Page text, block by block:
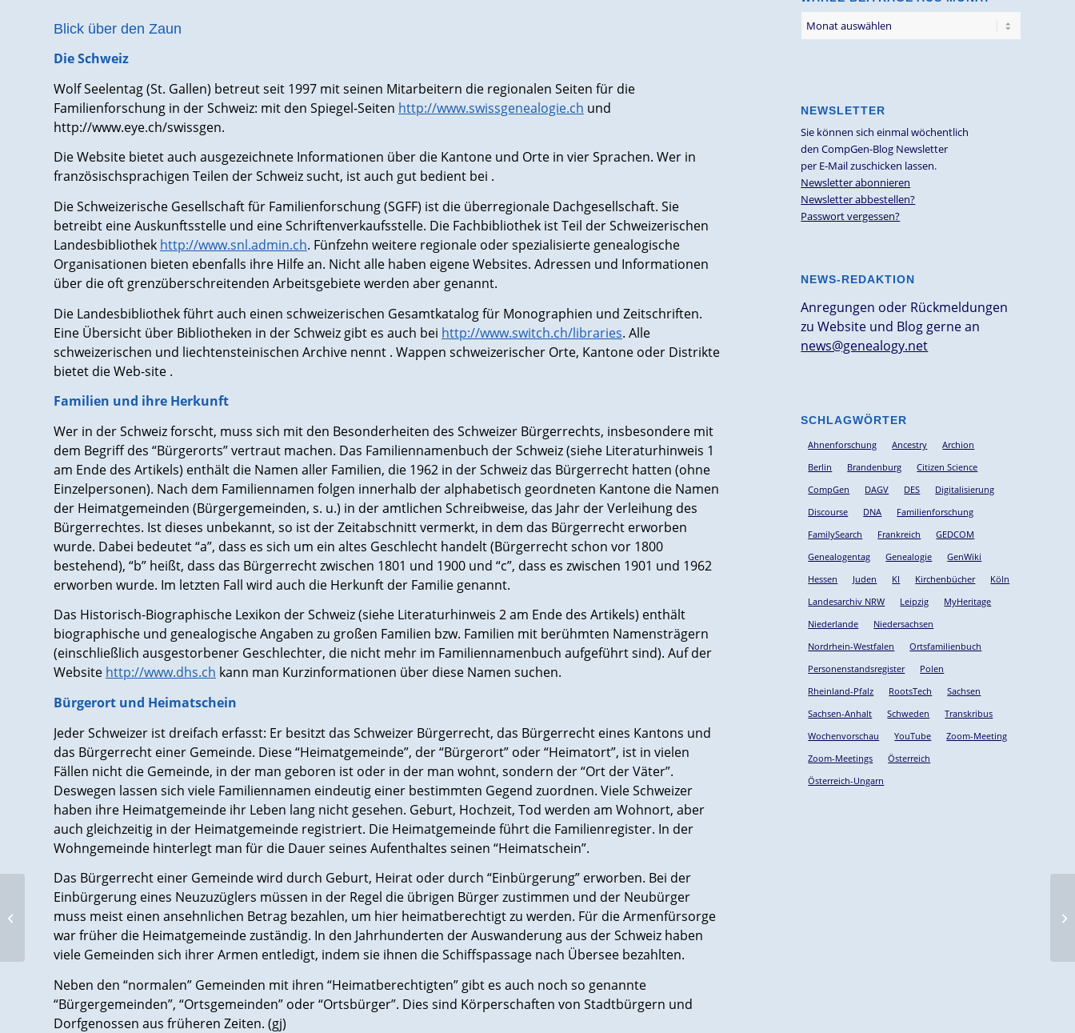
Blick über den Zaun
Die Schweiz
Wolf Seelentag (St. Gallen) betreut seit 1997 mit seinen Mitarbeitern die regionalen Seiten für die
Familienforschung in der Schweiz: mit den Spiegel-Seiten http://www.swissgenealogie.ch und
http://www.eye.ch/swissgen.
Die Website bietet auch ausgezeichnete Informationen über die Kantone und Orte in vier Sprachen. Wer in
französischsprachigen Teilen der Schweiz sucht, ist auch gut bedient bei .
Die Schweizerische Gesellschaft für Familienforschung (SGFF) ist die überregionale Dachgesellschaft. Sie
betreibt eine Auskunftsstelle und eine Schriftenverkaufsstelle. Die Fachbibliothek ist Teil der Schweizerischen
Landesbibliothek http://www.snl.admin.ch. Fünfzehn weitere regionale oder spezialisierte genealogische
Organisationen bieten ebenfalls ihre Hilfe an. Nicht alle haben eigene Websites. Adressen und Informationen
über die oft grenzüberschreitenden Arbeitsgebiete werden aber genannt.
Die Landesbibliothek führt auch einen schweizerischen Gesamtkatalog für Monographien und Zeitschriften.
Eine Übersicht über Bibliotheken in der Schweiz gibt es auch bei http://www.switch.ch/libraries. Alle
schweizerischen und liechtensteinischen Archive nennt . Wappen schweizerischer Orte, Kantone oder Distrikte
bietet die Web-site .
Familien und ihre Herkunft
Wer in der Schweiz forscht, muss sich mit den Besonderheiten des Schweizer Bürgerrechts, insbesondere mit
dem Begriff des “Bürgerorts” vertraut machen. Das Familiennamenbuch der Schweiz (siehe Literaturhinweis 1
am Ende des Artikels) enthält die Namen aller Familien, die 1962 in der Schweiz das Bürgerrecht hatten (ohne
Einzelpersonen). Nach dem Familiennamen folgen innerhalb der alphabetisch geordneten Kantone die Namen
der Heimatgemeinden (Bürgergemeinden, s. u.) in der amtlichen Schreibweise, das Jahr der Verleihung des
Bürgerrechtes. Ist dieses unbekannt, so ist der Zeitabschnitt vermerkt, in dem das Bürgerrecht erworben
wurde. Dabei bedeutet “a”, dass es sich um ein altes Geschlecht handelt (Bürgerrecht schon vor 1800
bestehend), “b” heißt, dass das Bürgerrecht zwischen 1801 und 1900 und “c”, dass es zwischen 1901 und 1962
erworben wurde. Im letzten Fall wird auch die Herkunft der Familie genannt.
Das Historisch-Biographische Lexikon der Schweiz (siehe Literaturhinweis 2 am Ende des Artikels) enthält
biographische und genealogische Angaben zu großen Familien bzw. Familien mit berühmten Namensträgern
(einschließlich ausgestorbener Geschlechter, die nicht mehr im Familiennamenbuch aufgeführt sind). Auf der
Website http://www.dhs.ch kann man Kurzinformationen über diese Namen suchen.
Bürgerort und Heimatschein
Jeder Schweizer ist dreifach erfasst: Er besitzt das Schweizer Bürgerrecht, das Bürgerrecht eines Kantons und
das Bürgerrecht einer Gemeinde. Diese “Heimatgemeinde”, der “Bürgerort” oder “Heimatort”, ist in vielen
Fällen nicht die Gemeinde, in der man geboren ist oder in der man wohnt, sondern der “Ort der Väter”.
Deswegen lassen sich viele Familiennamen eindeutig einer bestimmten Gegend zuordnen. Viele Schweizer
haben ihre Heimatgemeinde ihr Leben lang nicht gesehen. Geburt, Hochzeit, Tod werden am Wohnort, aber
auch gleichzeitig in der Heimatgemeinde registriert. Die Heimatgemeinde führt die Familienregister. In der
Wohngemeinde hinterlegt man für die Dauer seines Aufenthaltes seinen “Heimatschein”.
Das Bürgerrecht einer Gemeinde wird durch Geburt, Heirat oder durch “Einbürgerung” erworben. Bei der
Einbürgerung eines Neuzuzüglers müssen in der Regel die übrigen Bürger zustimmen und der Neubürger
muss meist einen ansehnlichen Betrag bezahlen, um hier heimatberechtigt zu werden. Für die Armenfürsorge
war früher die Heimatgemeinde zuständig. In den Jahrhunderten der Auswanderung aus der Schweiz haben
viele Gemeinden sich ihrer Armen entledigt, indem sie ihnen die Schiffspassage nach Übersee bezahlten.
Neben den “normalen” Gemeinden mit ihren “Heimatberechtigten” gibt es auch noch so genannte
“Bürgergemeinden”, “Ortsgemeinden” oder “Ortsbürger”. Dies sind Körperschaften von Stadtbürgern und
Dorfgenossen aus früheren Zeiten. (gj)
NEWSLETTER
Sie können sich einmal wöchentlich
den CompGen-Blog Newsletter
per E-Mail zuschicken lassen.
Newsletter abonnieren
Newsletter abbestellen?
Passwort vergessen?
NEWS-REDAKTION
Anregungen oder Rückmeldungen
zu Website und Blog gerne an
news@genealogy.net
SCHLAGWÖRTER
Ahnenforschung Ancestry
Archion
Berlin
Brandenburg
Citizen Science
CompGen
DAGV DES
Digitalisierung
Discourse
DNA
Familienforschung
FamilySearch
Frankreich
GEDCOM
Genealogentag
Genealogie
GenWiki
Hessen
Juden KI Kirchenbücher
Köln
Landesarchiv NRW
Leipzig
MyHeritage
Niederlande
Niedersachsen
Nordrhein-Westfalen
Ortsfamilienbuch
Personenstandsregister
Polen
Rheinland-Pfalz
RootsTech
Sachsen
Sachsen-Anhalt
Schweden
Transkribus
Wochenvorschau
YouTube
Zoom-Meeting
Zoom-Meetings
Österreich
Österreich-Ungarn
Newsletter 2004/11